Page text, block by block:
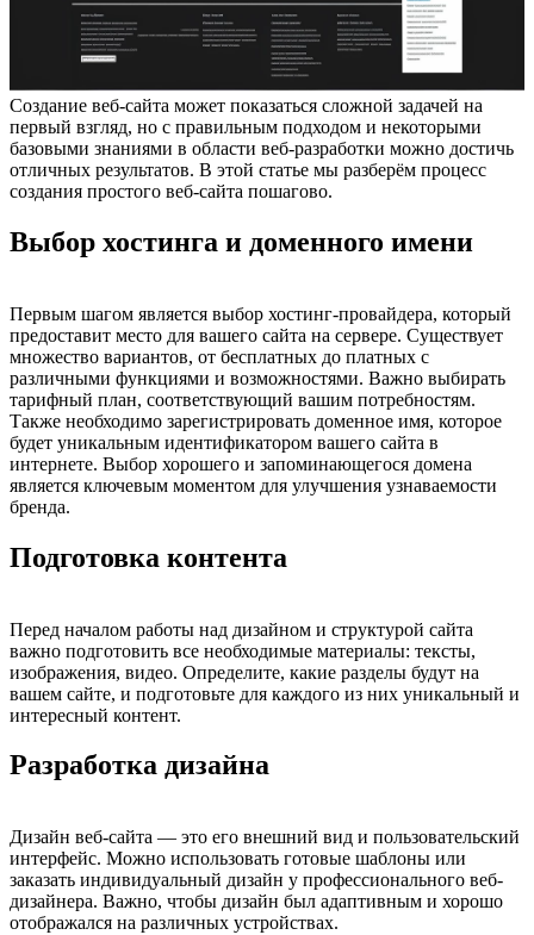
Создание веб-сайта может показаться сложной задачей на
первый взгляд, но с правильным подходом и некоторыми
базовыми знаниями в области веб-разработки можно достичь
отличных результатов. В этой статье мы разберём процесс
создания простого веб-сайта пошагово.
Выбор хостинга и доменного имени
Первым шагом является выбор хостинг-провайдера, который
предоставит место для вашего сайта на сервере. Существует
множество вариантов, от бесплатных до платных с
различными функциями и возможностями. Важно выбирать
тарифный план, соответствующий вашим потребностям.
Также необходимо зарегистрировать доменное имя, которое
будет уникальным идентификатором вашего сайта в
интернете. Выбор хорошего и запоминающегося домена
является ключевым моментом для улучшения узнаваемости
бренда.
Подготовка контента
Перед началом работы над дизайном и структурой сайта
важно подготовить все необходимые материалы: тексты,
изображения, видео. Определите, какие разделы будут на
вашем сайте, и подготовьте для каждого из них уникальный и
интересный контент.
Разработка дизайна
Дизайн веб-сайта — это его внешний вид и пользовательский
интерфейс. Можно использовать готовые шаблоны или
заказать индивидуальный дизайн у профессионального веб-
дизайнера. Важно, чтобы дизайн был адаптивным и хорошо
отображался на различных устройствах.